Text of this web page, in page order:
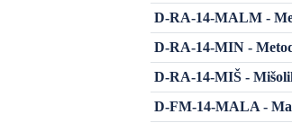
D-RA-14-MALM -
D-RA-14-MIN -
D-RA-14-MIŠ -
D-FM-14-MALA -